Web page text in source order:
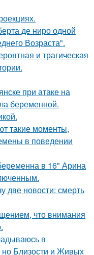
де ниро одной
Возраста".
и трагическая
при атаке на
беременной.
такие моменты,
в поведении
в 16" Арина
две новости: смерть
что внимания
в
Близости и Живых